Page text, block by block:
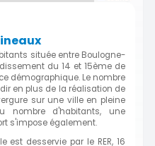
située entre Boulogne-
du 14 et 15ème de
démographique. Le nombre
en plus de la réalisation de
sur une ville en pleine
nombre d'habitants, une
s'impose également.
est desservie par le RER, 16